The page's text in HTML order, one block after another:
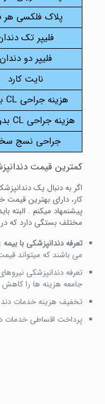
پلاک فلکسی
فلیپر تک
فلیپر دو دندان
نایت کارد
هزینه جراحی CL با لیزر
هزینه جراحی CL بدون لیزر
جراحی نسج
کمترین قیمت
اگر به دنبال یک
کار، دارای بهترین قیمت
پیشنمهاد میکنم . البته
مختلف بستگی دارد که در
تعرفه دندانپزشکی با بیمه
می باشند که میتواند
تعرفه دندانپزشکی
جامعه هزینه ها را
تخفیف هزینه خدمات
پرداخت اقساطی خدمات